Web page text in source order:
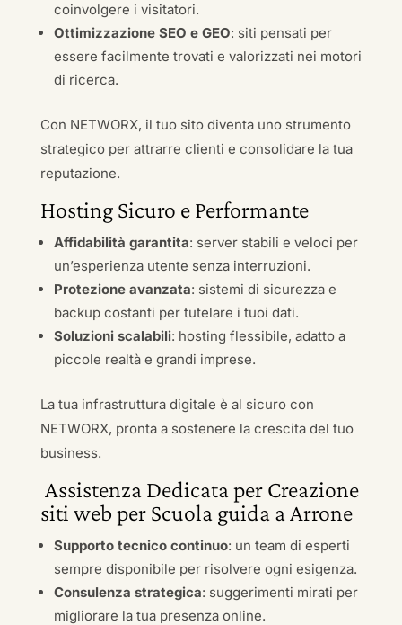
coinvolgere i visitatori.
Ottimizzazione SEO e GEO: siti pensati per
essere facilmente trovati e valorizzati nei motori
di ricerca.
Con NETWORX, il tuo sito diventa uno strumento
strategico per attrarre clienti e consolidare la tua
reputazione.
Hosting Sicuro e Performante
Affidabilità garantita: server stabili e veloci per
un’esperienza utente senza interruzioni.
Protezione avanzata: sistemi di sicurezza e
backup costanti per tutelare i tuoi dati.
Soluzioni scalabili: hosting flessibile, adatto a
piccole realtà e grandi imprese.
La tua infrastruttura digitale è al sicuro con
NETWORX, pronta a sostenere la crescita del tuo
business.
Assistenza Dedicata per Creazione
siti web per Scuola guida a Arrone
Supporto tecnico continuo: un team di esperti
sempre disponibile per risolvere ogni esigenza.
Consulenza strategica: suggerimenti mirati per
migliorare la tua presenza online.